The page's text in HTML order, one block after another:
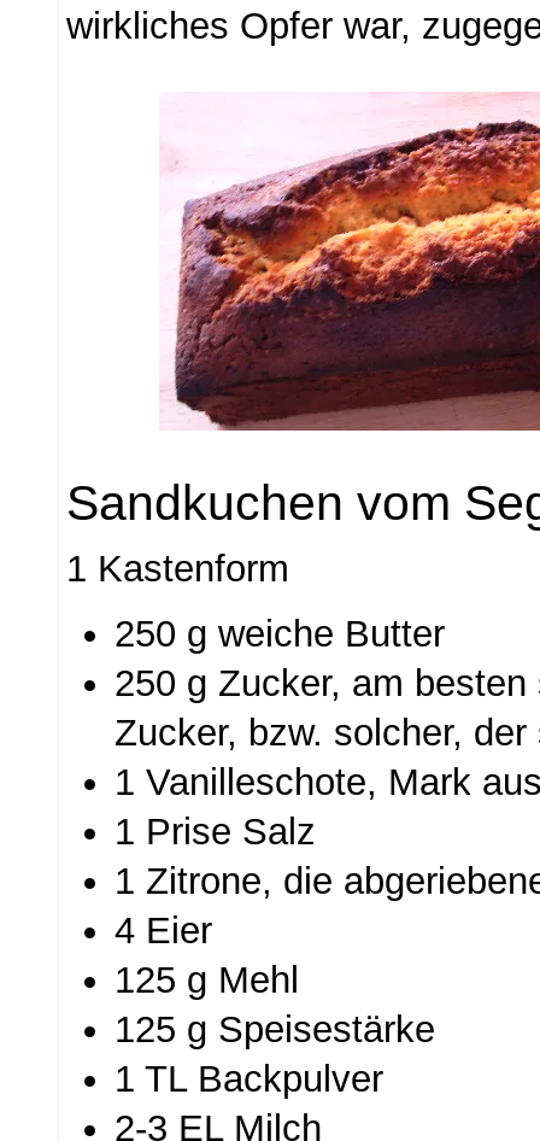
wirkliches Opfer war,
Sandkuchen vom
1 Kastenform
250 g weiche Butter
250 g Zucker, am besten
Zucker, bzw. solcher,
1 Vanilleschote, Mark
1 Prise Salz
1 Zitrone, die
4 Eier
125 g Mehl
125 g Speisestärke
1 TL Backpulver
2-3 EL Milch